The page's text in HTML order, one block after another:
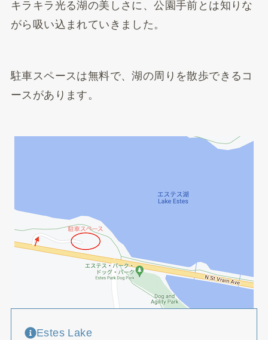
キラキラ光る湖の美しさに、公園手前とは知りな
がら吸い込まれていきました。
駐車スペースは無料で、湖の周りを散歩できるコ
ースがあります。
Estes Lake